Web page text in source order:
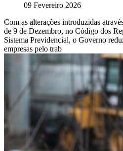
09 Fevereiro 2026
Com as alterações introduzidas
de 9 de Dezembro, no Código dos
Sistema Previdencial, o Governo
empresas pelo trab